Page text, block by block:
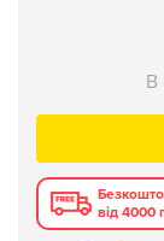
від 4000